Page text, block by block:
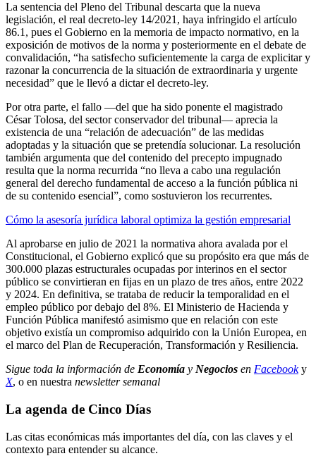
La sentencia del Pleno del Tribunal descarta que la nueva
legislación, el real decreto-ley 14/2021, haya infringido el artículo
86.1, pues el Gobierno en la memoria de impacto normativo, en la
exposición de motivos de la norma y posteriormente en el debate de
convalidación, “ha satisfecho suficientemente la carga de explicitar y
razonar la concurrencia de la situación de extraordinaria y urgente
necesidad” que le llevó a dictar el decreto-ley.
Por otra parte, el fallo —del que ha sido ponente el magistrado
César Tolosa, del sector conservador del tribunal— aprecia la
existencia de una “relación de adecuación” de las medidas
adoptadas y la situación que se pretendía solucionar. La resolución
también argumenta que del contenido del precepto impugnado
resulta que la norma recurrida “no lleva a cabo una regulación
general del derecho fundamental de acceso a la función pública ni
de su contenido esencial”, como sostuvieron los recurrentes.
Cómo la asesoría jurídica laboral optimiza la gestión empresarial
Al aprobarse en julio de 2021 la normativa ahora avalada por el
Constitucional, el Gobierno explicó que su propósito era que más de
300.000 plazas estructurales ocupadas por interinos en el sector
público se convirtieran en fijas en un plazo de tres años, entre 2022
y 2024. En definitiva, se trataba de reducir la temporalidad en el
empleo público por debajo del 8%. El Ministerio de Hacienda y
Función Pública manifestó asimismo que en relación con este
objetivo existía un compromiso adquirido con la Unión Europea, en
el marco del Plan de Recuperación, Transformación y Resiliencia.
Sigue toda la información de Economía y Negocios en Facebooky
X, o en nuestra newsletter semanal
La agenda de Cinco Días
Las citas económicas más importantes del día, con las claves y el
contexto para entender su alcance.